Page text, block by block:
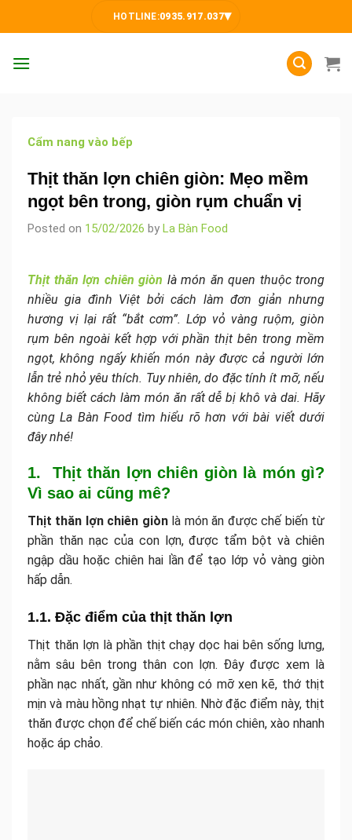
HOTLINE:0935.917.037▾
Cẩm nang vào bếp
Thịt thăn lợn chiên giòn: Mẹo mềm
ngọt bên trong, giòn rụm chuẩn vị
Posted on 15/02/2026 by La Bàn Food
Thịt thăn lợn chiên giòn là món ăn quen thuộc trong
nhiều gia đình Việt bởi cách làm đơn giản nhưng
hương vị lại rất “bắt cơm”. Lớp vỏ vàng ruộm, giòn
rụm bên ngoài kết hợp với phần thịt bên trong mềm
ngọt, không ngấy khiến món này được cả người lớn
lẫn trẻ nhỏ yêu thích. Tuy nhiên, do đặc tính ít mỡ, nếu
không biết cách làm món ăn rất dễ bị khô và dai. Hãy
cùng La Bàn Food tìm hiểu rõ hơn với bài viết dưới
đây nhé!
1. Thịt thăn lợn chiên giòn là món gì?
Vì sao ai cũng mê?
Thịt thăn lợn chiên giònlà món ăn được chế biến từ
phần thăn nạc của con lợn, được tẩm bột và chiên
ngập dầu hoặc chiên hai lần để tạo lớp vỏ vàng giòn
hấp dẫn.
1.1. Đặc điểm của thịt thăn lợn
Thịt thăn lợn là phần thịt chạy dọc hai bên sống lưng,
nằm sâu bên trong thân con lợn. Đây được xem là
phần nạc nhất, gần như không có mỡ xen kẽ, thớ thịt
mịn và màu hồng nhạt tự nhiên. Nhờ đặc điểm này, thịt
thăn được chọn để chế biến các món chiên, xào nhanh
hoặc áp chảo.